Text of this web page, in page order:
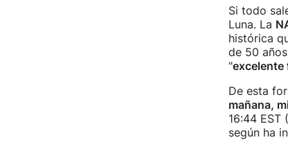
Si todo
Luna. La
histórica
de 50
"excelente
De esta
mañana,
16:44 EST
según ha